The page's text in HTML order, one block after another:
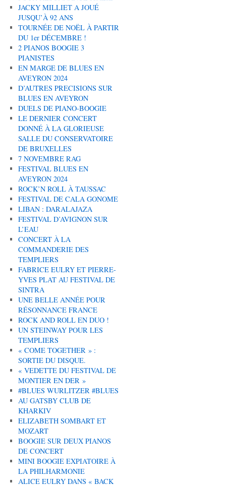
JACKY MILLIET A JOUÉ
JUSQU’À 92 ANS
TOURNÉE DE NOËL À PARTIR
DU 1er DÉCEMBRE !
2 PIANOS BOOGIE 3
PIANISTES
EN MARGE DE BLUES EN
AVEYRON 2024
D’AUTRES PRECISIONS SUR
BLUES EN AVEYRON
DUELS DE PIANO-BOOGIE
LE DERNIER CONCERT
DONNÉ À LA GLORIEUSE
SALLE DU CONSERVATOIRE
DE BRUXELLES
7 NOVEMBRE RAG
FESTIVAL BLUES EN
AVEYRON 2024
ROCK’N ROLL À TAUSSAC
FESTIVAL DE CALA GONOME
LIBAN : DARALAJAZA
FESTIVAL D’AVIGNON SUR
L’EAU
CONCERT À LA
COMMANDERIE DES
TEMPLIERS
FABRICE EULRY ET PIERRE-
YVES PLAT AU FESTIVAL DE
SINTRA
UNE BELLE ANNÉE POUR
RÉSONNANCE FRANCE
ROCK AND ROLL EN DUO !
UN STEINWAY POUR LES
TEMPLIERS
« COME TOGETHER » :
SORTIE DU DISQUE.
« VEDETTE DU FESTIVAL DE
MONTIER EN DER »
#BLUES WURLITZER #BLUES
AU GATSBY CLUB DE
KHARKIV
ELIZABETH SOMBART ET
MOZART
BOOGIE SUR DEUX PIANOS
DE CONCERT
MINI BOOGIE EXPIATOIRE À
LA PHILHARMONIE
ALICE EULRY DANS « BACK